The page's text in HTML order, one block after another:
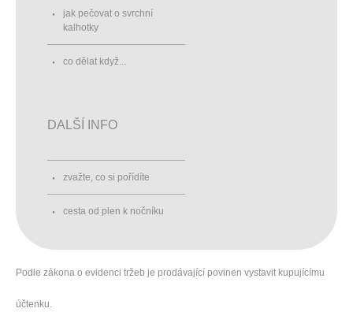
jak pečovat o svrchní
kalhotky
co dělat když...
DALŠÍ INFO
zvažte, co si pořídíte
cesta od plen k nočníku
Podle zákona o evidenci tržeb je prodávající povinen vystavit kupujícímu
účtenku.